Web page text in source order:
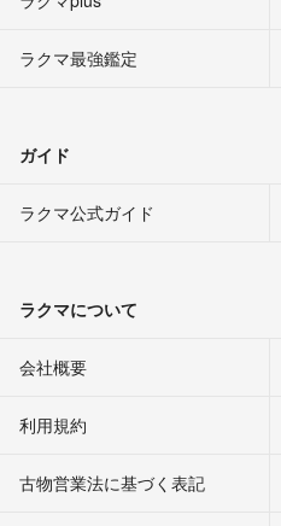
ラクマ最強鑑定
ガイド
ラクマ公式ガイド
ラクマについて
会社概要
利用規約
古物営業法に基づく表記